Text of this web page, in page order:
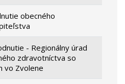
obecného
- Regionálny úrad
zdravotníctva so
vo Zvolene